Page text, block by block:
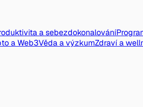
a sebezdokonalování
a Web3Věda a výzkumZdraví a